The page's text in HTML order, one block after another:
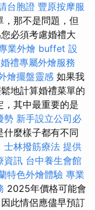
台胞證 豐原按摩服
那不是問題，但
必須考慮婚禮大
業外燴 buffet 設
婚禮專屬外燴服務
燴擺盤靈感 如果我
地計算婚禮菜單的
其中最重要的是
勢 新手設立公司必
什麼樣子都有不同
士林撥筋療法 提供
資訊 台中養生會館
特色外燴體驗 專業
2025年價格可能會
此情侶應儘早預訂